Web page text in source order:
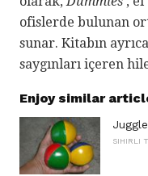
ofislerde bulunan
sunar. Kitabın
saygınları içeren
Enjoy similar
SIHIRLI